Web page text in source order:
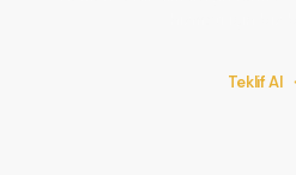
Teklif Al